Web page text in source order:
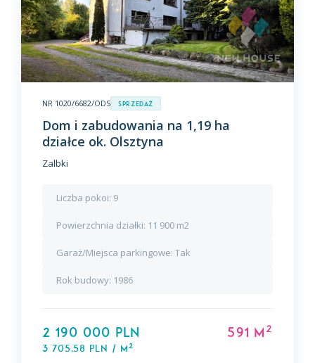
NR 1020/6682/ODS Sprzedaż
Dom i zabudowania na 1,19 ha
działce ok. Olsztyna
Zalbki
Liczba pokoi: 9
Powierzchnia działki: 11 900 m2
Garaż/Miejsca parkingowe: Tak
Rok budowy: 1986
2 190 000 PLN
3 705,58 PLN / m2
591 m 2